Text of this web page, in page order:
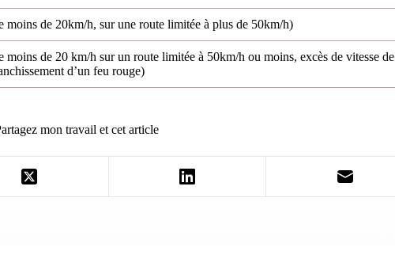
moins de 20km/h, sur une route limitée à plus de 50km/h)
moins de 20 km/h sur un route limitée à 50km/h ou moins, excès de vitesse de
d’un feu rouge)
mon travail et cet article